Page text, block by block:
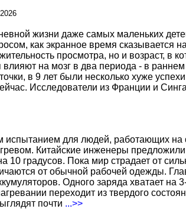
жизни даже самых маленьких
как экранное время сказывается
просмотра, но и возраст,
на мозг в два периода - в
в 9 лет были несколько хуже
Исследователи из Франции и
для людей, работающих на
Китайские инженеры
градусов. Пока мир страдает от
от обычной рабочей одежды.
Одного заряда хватает
переходит из твердого
почти ...>>